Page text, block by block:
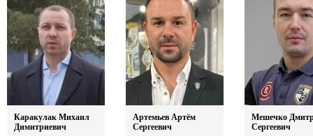
Каракулак Михаил
Димитриевич
Артемьев Артём
Сергеевич
Мешечко
Сергеевич